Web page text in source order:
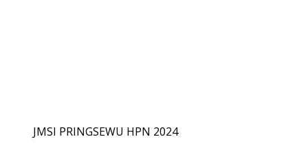
JMSI PRINGSEWU HPN 2024